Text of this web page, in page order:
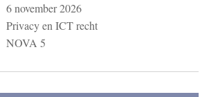
6 november 2026
Privacy en ICT recht
NOVA 5